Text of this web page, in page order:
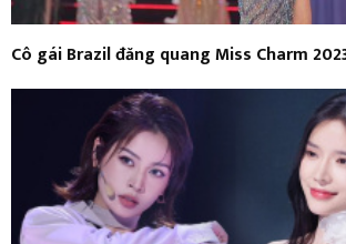
Cô gái Brazil đăng quang Miss Charm